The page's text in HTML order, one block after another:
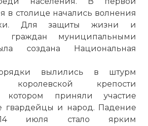
в столице начались волнения
Для защиты жизни и
граждан муниципальными
создана Национальная
вылились в штурм
королевской крепости
приняли участие
гвардейцы и народ. Падение
14 июля стало ярким
код: